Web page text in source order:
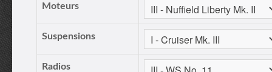
Moteurs
Suspensions
Radios